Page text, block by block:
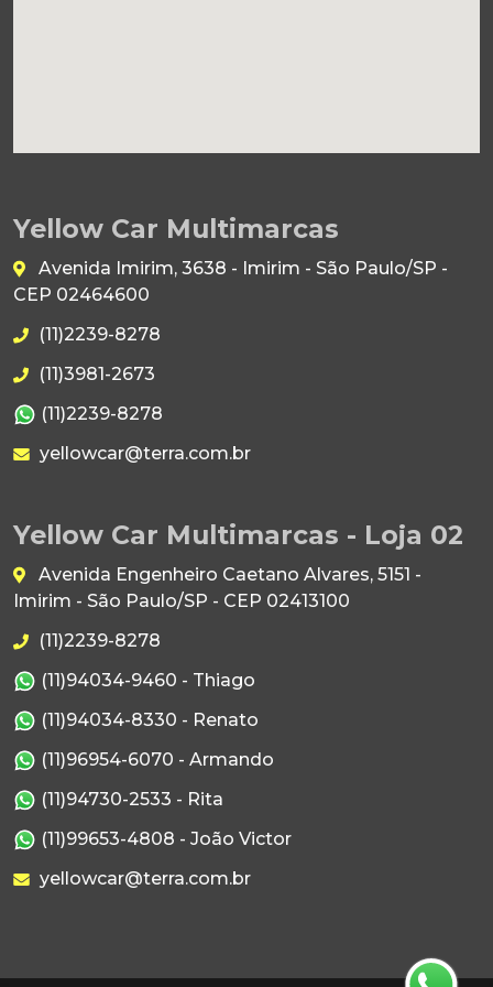
Yellow Car Multimarcas
Avenida Imirim, 3638 - Imirim - São Paulo/SP -
CEP 02464600
(11)2239-8278
(11)3981-2673
(11)2239-8278
yellowcar@terra.com.br
Yellow Car Multimarcas - Loja 02
Avenida Engenheiro Caetano Alvares, 5151 -
Imirim - São Paulo/SP - CEP 02413100
(11)2239-8278
(11)94034-9460 - Thiago
(11)94034-8330 - Renato
(11)96954-6070 - Armando
(11)94730-2533 - Rita
(11)99653-4808 - João Victor
yellowcar@terra.com.br